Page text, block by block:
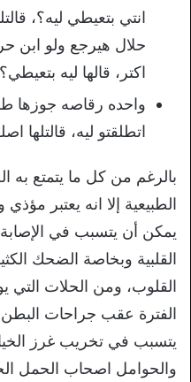
انتي بتعيطي ليه؟،
حلال هيرجع ولو ابن
اكتر، قالها ليه
واحده رقاصه جوزها
اتطلقتو ليه، قالتلها
بالرغم من كل ما يتمتع به
الطبيعية إلا انه يعتبر
يمكن أن يتسبب في الإصابة
القلبية وبخاصة الضحك
القلوب، ومن الحلات
الفترة عقب جراحات
يتسبب في تخريب غرز
والحوامل اصحاب الحمل